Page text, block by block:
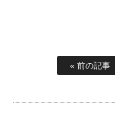
« 前の記事